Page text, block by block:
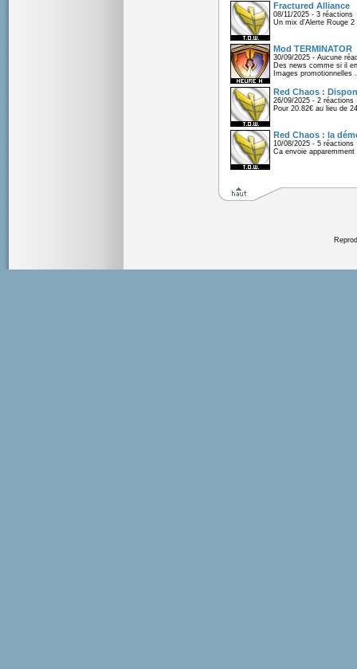
Fractured Alliance
08/11/2025 - 3 réactions
Un mix d'Alerte Rouge
Mod TERMINATOR
30/09/2025 - Aucune
Des news comme si il
Images promotionnelles .
Red Chaos :
26/09/2025 - 2 réactions
Pour 20.82€ au lieu de
Red Chaos : la
10/08/2025 - 5 réactions
Ca envoie apparemment